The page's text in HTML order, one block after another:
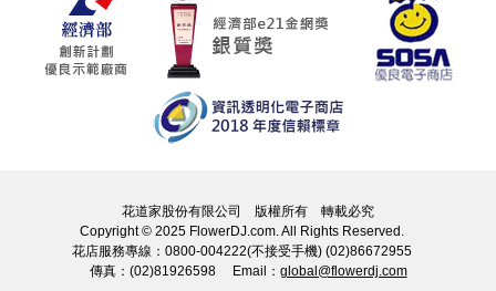
花道家股份有限公司 版權所有 轉載必究
Copyright © 2025 FlowerDJ.com. All Rights Reserved.
花店服務專線：0800-004222(不接受手機) (02)86672955
傳真：(02)81926598 Email： global@flowerdj.com